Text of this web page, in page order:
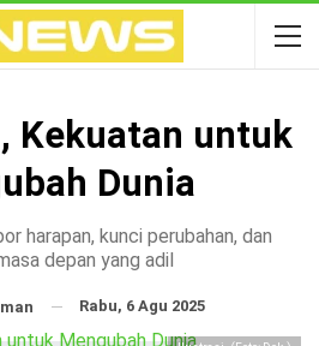
Kekuatan untuk
Dunia
harapan, kunci perubahan, dan
depan yang adil
Rabu, 6 Agu 2025